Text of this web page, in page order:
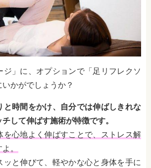
ジ」に、オプションで「足リフレクソ
かがでしょうか？
と時間をかけ、自分では伸ばしきれな
して伸ばす施術が特徴です。
を心地よく伸ばすことで、ストレス解
。
ッと伸びて、軽やかな心と身体を手に